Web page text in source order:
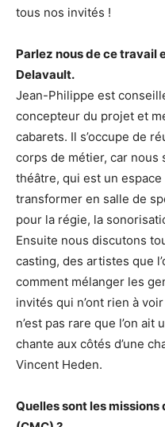
tous nos invités !
Parlez nousde ce travail
Delavault.
Jean-Philippe est
concepteur du projet et
cabarets. Il s’occupe de
corps de métier, car nous
théâtre, qui est un
transformer en salle de
pour la régie, la
Ensuite nous discutons
casting, des artistes que
comment mélanger les
invités qui n’ont rien à
n’est pas rare que l’on
chante aux côtés d’une
Vincent Heden.
Quelles sont les